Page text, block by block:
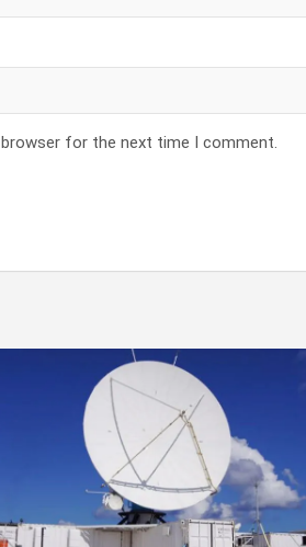
for the next time I comment.